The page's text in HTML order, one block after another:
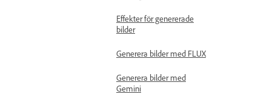
Effekter för genererade
bilder
Generera bilder med FLUX
Generera bilder med
Gemini